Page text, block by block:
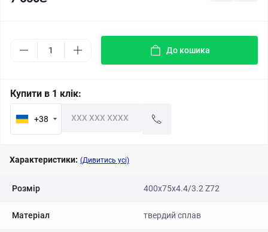
До кошика
Купити в 1 клік:
+38
Характеристики: (Дивитись усі)
Розмір 400х75x4.4/3.2 Z72
Матеріал твердий сплав